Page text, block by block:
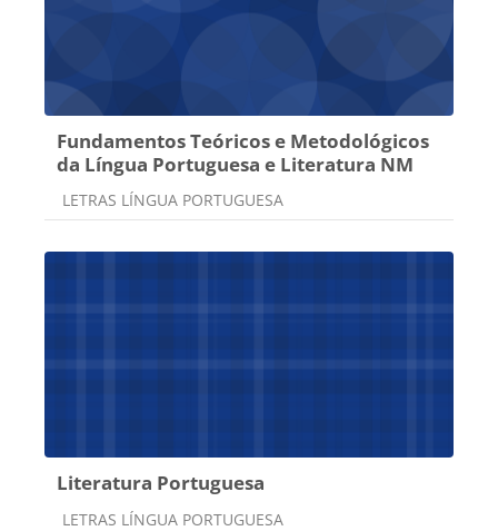
Fundamentos Teóricos e Metodológicos
da Língua Portuguesa e Literatura NM
Categoria do curso
LETRAS LÍNGUA PORTUGUESA
Literatura Portuguesa
Categoria do curso
LETRAS LÍNGUA PORTUGUESA